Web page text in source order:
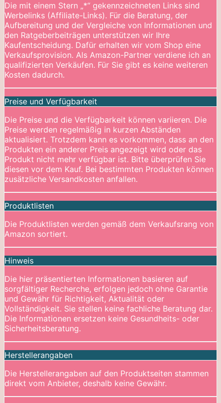
Die mit einem Stern „*“ gekennzeichneten Links sind
Werbelinks (Affiliate-Links). Für die Beratung, der
Aufbereitung und der Vergleiche von Informationen und
den Ratgeberbeiträgen unterstützen wir Ihre
Kaufentscheidung. Dafür erhalten wir vom Shop eine
Verkaufsprovision. Als Amazon-Partner verdiene ich an
qualifizierten Verkäufen. Für Sie gibt es keine weiteren
Kosten dadurch.
Preise und Verfügbarkeit
Die Preise und die Verfügbarkeit können variieren. Die
Preise werden regelmäßig in kurzen Abständen
aktualisiert. Trotzdem kann es vorkommen, dass an den
Produkten ein anderer Preis angezeigt wird oder das
Produkt nicht mehr verfügbar ist. Bitte überprüfen Sie
diesen vor dem Kauf. Bei bestimmten Produkten können
zusätzliche Versandkosten anfallen.
Produktlisten
Die Produktlisten werden gemäß dem Verkaufsrang von
Amazon sortiert.
Hinweis
Die hier präsentierten Informationen basieren auf
sorgfältiger Recherche, erfolgen jedoch ohne Garantie
und Gewähr für Richtigkeit, Aktualität oder
Vollständigkeit. Sie stellen keine fachliche Beratung dar.
Die Informationen ersetzen keine Gesundheits- oder
Sicherheitsberatung.
Herstellerangaben
Die Herstellerangaben auf den Produktseiten stammen
direkt vom Anbieter, deshalb keine Gewähr.